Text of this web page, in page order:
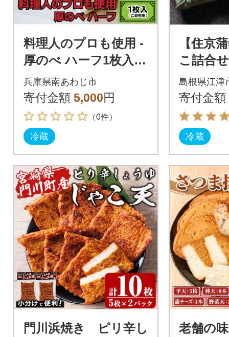
料理人のプロも使用 -
厚のべ ハーフ1枚入
(ご自宅用)
兵庫県南あわじ市
寄付金額 5,000円
（0件）
冷蔵
【住京
こ詰合
種4個
島根県江津
寄付金額
冷蔵
門川浜焼き ピリ辛し
老舗の